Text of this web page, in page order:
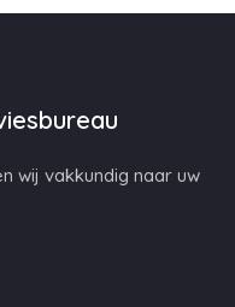
wij vakkundig naar uw